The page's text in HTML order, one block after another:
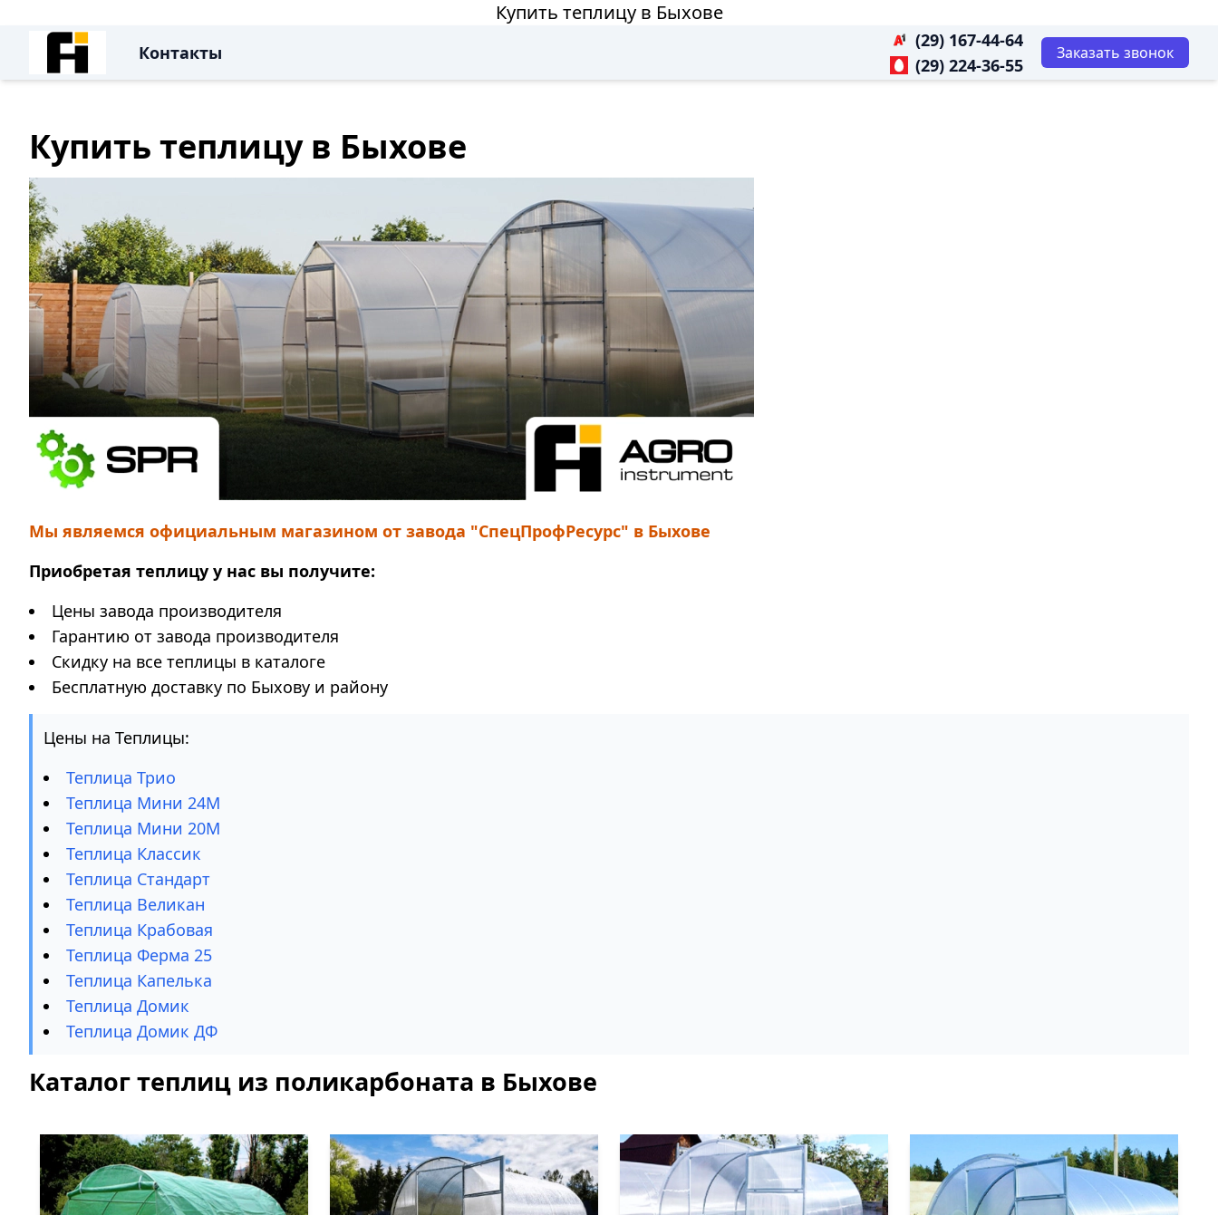
Купить теплицу в Быхове
Контакты
(29) 167-44-64
(29) 224-36-55
Заказать звонок
Купить теплицу в Быхове
Мы являемся официальным магазином от завода "СпецПрофРесурс" в Быхове
Приобретая теплицу у нас вы получите:
Цены завода производителя
Гарантию от завода производителя
Скидку на все теплицы в каталоге
Бесплатную доставку по Быхову и району
Цены на Теплицы:
Теплица Трио
Теплица Мини 24М
Теплица Мини 20М
Теплица Классик
Теплица Стандарт
Теплица Великан
Теплица Крабовая
Теплица Ферма 25
Теплица Капелька
Теплица Домик
Теплица Домик ДФ
Каталог теплиц из поликарбоната в Быхове